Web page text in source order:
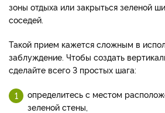
зоны отдыха или закрыться зеленой
соседей.
Такой прием кажется сложным в
заблуждение. Чтобы создать
сделайте всего 3 простых шага:
определитесь с местом
зеленой стены,